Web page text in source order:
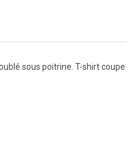
sous poitrine. T-shirt coupe